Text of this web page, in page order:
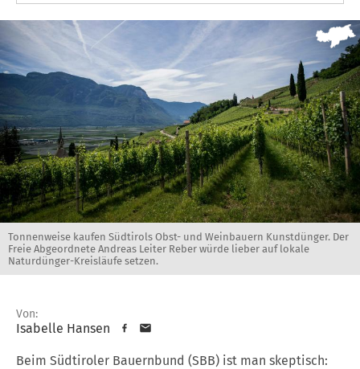
Tonnenweise kaufen Südtirols Obst- und Weinbauern Kunstdünger. Der
Freie Abgeordnete Andreas Leiter Reber würde lieber auf lokale
Naturdünger-Kreisläufe setzen.
Von:
Isabelle Hansen
Beim Südtiroler Bauernbund (SBB) ist man skeptisch: